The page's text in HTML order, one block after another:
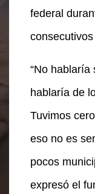
federal
“No hablaría
hablaría de
Tuvimos
eso no es
pocos
expresó el